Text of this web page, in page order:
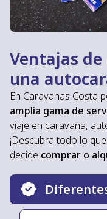
Ventajas de
una
En Caravanas Costa
amplia gama de
viaje en caravana,
¡Descubra todo lo
decide comprar o